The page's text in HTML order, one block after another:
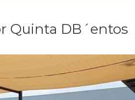
Quinta DB´entos